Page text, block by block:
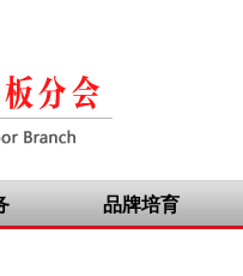
品牌培育